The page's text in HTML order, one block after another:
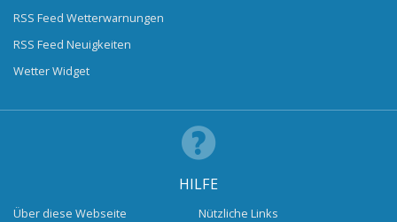
RSS Feed Wetterwarnungen
RSS Feed Neuigkeiten
Wetter Widget
HILFE
Über diese Webseite
Nützliche Links